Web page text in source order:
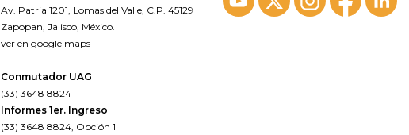
Av. Patria 1201, Lomas del Valle, C.P. 45129
Zapopan, Jalisco, México.
ver en google maps
Conmutador UAG
(33) 3648 8824
Informes 1er. Ingreso
(33) 3648 8824, Opción 1